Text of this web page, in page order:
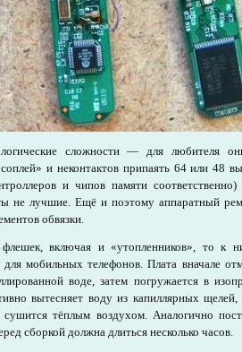
сложности — для любителя
и неконтактов припаять 64 или 48
и чипов памяти
не лучшие. Ещё и поэтому аппаратный
обвязки.
включая и «утопленников», то к
для мобильных телефонов. Плата вначале
воде, затем погружается в
вытесняет воду из капиллярных
тёплым воздухом. Аналогично
сборкой должна длиться несколько часов.